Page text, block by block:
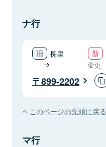
ナ行
長里
変更
899-2202
このページの先頭に戻る
マ行